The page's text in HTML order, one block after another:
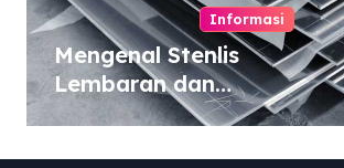
Informasi
Mengenal Stenlis
Lembaran dan
Komposisinya